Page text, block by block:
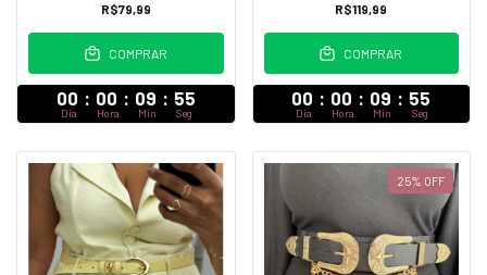
R$79,99
COMPRAR
00 : 00 : 09 : 54
Dia Hora Min Seg
R$119,99
COMPRAR
00 : 00 : 09 : 54
Dia Hora Min Seg
25% OFF